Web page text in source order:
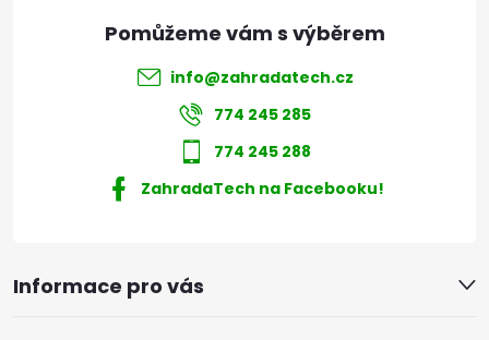
Informace pro vás
info@zahradatech.cz
774 245 285
774 245 288
ZahradaTech na Facebooku!